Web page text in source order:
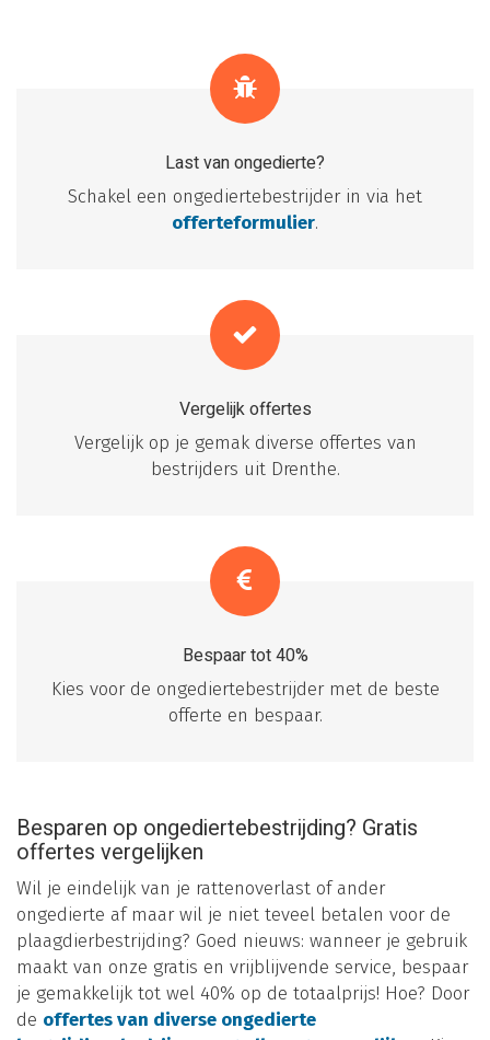
Last van ongedierte?
Schakel een ongediertebestrijder in via het
offerteformulier.
Vergelijk offertes
Vergelijk op je gemak diverse offertes van
bestrijders uit Drenthe.
Bespaar tot 40%
Kies voor de ongediertebestrijder met de beste
offerte en bespaar.
Besparen op ongediertebestrijding? Gratis
offertes vergelijken
Wil je eindelijk van je rattenoverlast of ander
ongedierte af maar wil je niet teveel betalen voor de
plaagdierbestrijding? Goed nieuws: wanneer je gebruik
maakt van onze gratis en vrijblijvende service, bespaar
je gemakkelijk tot wel 40% op de totaalprijs! Hoe? Door
de offertes van diverse ongedierte